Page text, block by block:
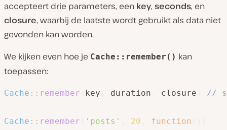
accepteert drie parameters, een key, seconds, en
closure, waarbij de laatste wordt gebruikt als data niet
gevonden kan worden.
We kijken even hoe je Cache::remember() kan
toepassen:
Cache :: remember key duration closure //
Cache :: remember 'posts' 20 function